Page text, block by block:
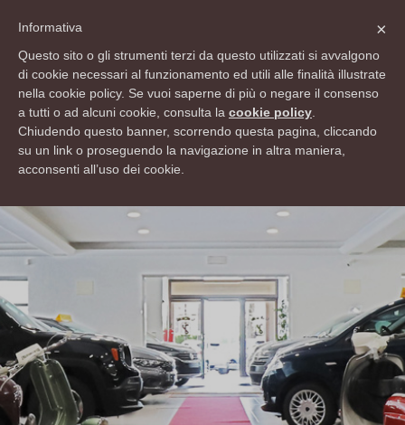
Lun - Ven 9:00 12:30 - 15:00 19:30 Sab 9:00 12:30 - 15:00 18:30
Domenica Chiuso
041 0990040
×
Informativa
Questo sito o gli strumenti terzi da questo utilizzati si avvalgono
di cookie necessari al funzionamento ed utili alle finalità illustrate
nella cookie policy. Se vuoi saperne di più o negare il consenso
a tutti o ad alcuni cookie, consulta la cookie policy
Chiudendo questo banner, scorrendo questa pagina, cliccando
su un link o proseguendo la navigazione in altra maniera,
acconsenti all’uso dei cookie.